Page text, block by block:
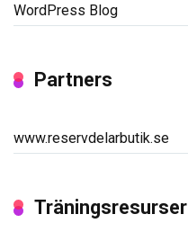
WordPress Blog
Partners
www.reservdelarbutik.se
Träningsresurser